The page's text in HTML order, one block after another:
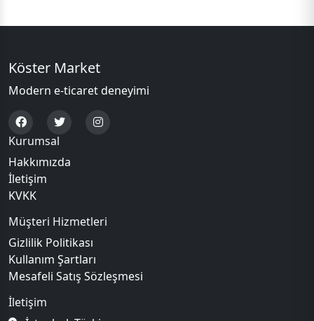
Köster Market
Modern e-ticaret deneyimi
Kurumsal
Hakkımızda
İletişim
KVKK
Müşteri Hizmetleri
Gizlilik Politikası
Kullanım Şartları
Mesafeli Satış Sözleşmesi
İletişim